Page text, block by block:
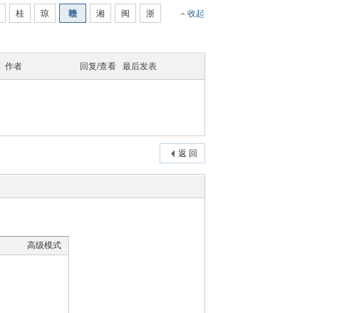
收起
桂 琼 赣 湘 闽 浙
作者 回复/查看 最后发表
返 回
高级模式